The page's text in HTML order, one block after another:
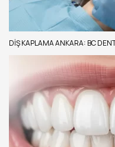
DIŞ KAPLAMA ANKARA: BC